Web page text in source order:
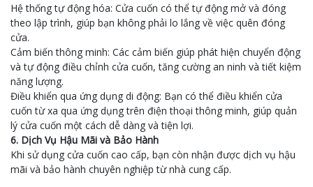
Hệ thống tự động hóa: Cửa cuốn có thể tự động mở và đóng
theo lập trình, giúp bạn không phải lo lắng về việc quên đóng
cửa.
Cảm biến thông minh: Các cảm biến giúp phát hiện chuyển động
và tự động điều chỉnh cửa cuốn, tăng cường an ninh và tiết kiệm
năng lượng.
Điều khiển qua ứng dụng di động: Bạn có thể điều khiển cửa
cuốn từ xa qua ứng dụng trên điện thoại thông minh, giúp quản
lý cửa cuốn một cách dễ dàng và tiện lợi.
6. Dịch Vụ Hậu Mãi và Bảo Hành
Khi sử dụng cửa cuốn cao cấp, bạn còn nhận được dịch vụ hậu
mãi và bảo hành chuyên nghiệp từ nhà cung cấp.